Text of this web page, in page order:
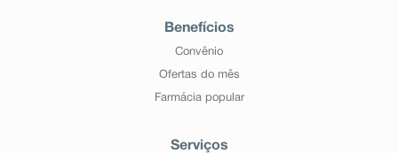
Benefícios
Convênio
Ofertas do mês
Farmácia popular
Serviços